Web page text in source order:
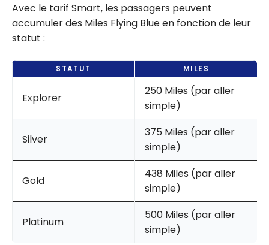
Avec le tarif Smart, les passagers peuvent
accumuler des Miles Flying Blue en fonction de leur
statut :
STATUT MILES
Explorer
250 Miles (par aller
simple)
Silver
375 Miles (par aller
simple)
Gold
438 Miles (par aller
simple)
Platinum
500 Miles (par aller
simple)